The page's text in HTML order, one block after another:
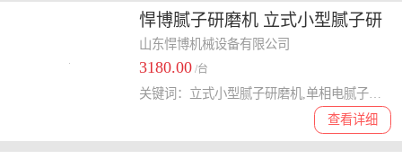
悍博腻子研磨机 立式小型腻子研
磨机 单相电腻子研磨机
山东悍博机械设备有限公司
3180.00 /台
查看详细
关键词：立式小型腻子研磨机,单相电腻子研磨机